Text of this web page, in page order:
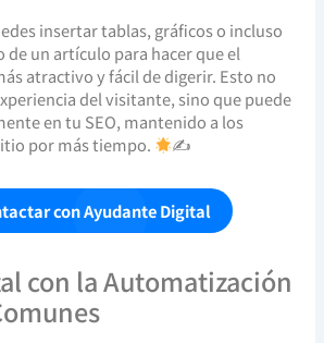
insertar tablas, gráficos o incluso
de un artículo para hacer que el
atractivo y fácil de digerir. Esto no
del visitante, sino que puede
en tu SEO, mantenido a los
por más tiempo.
✍
con Ayudante Digital
con la Automatización